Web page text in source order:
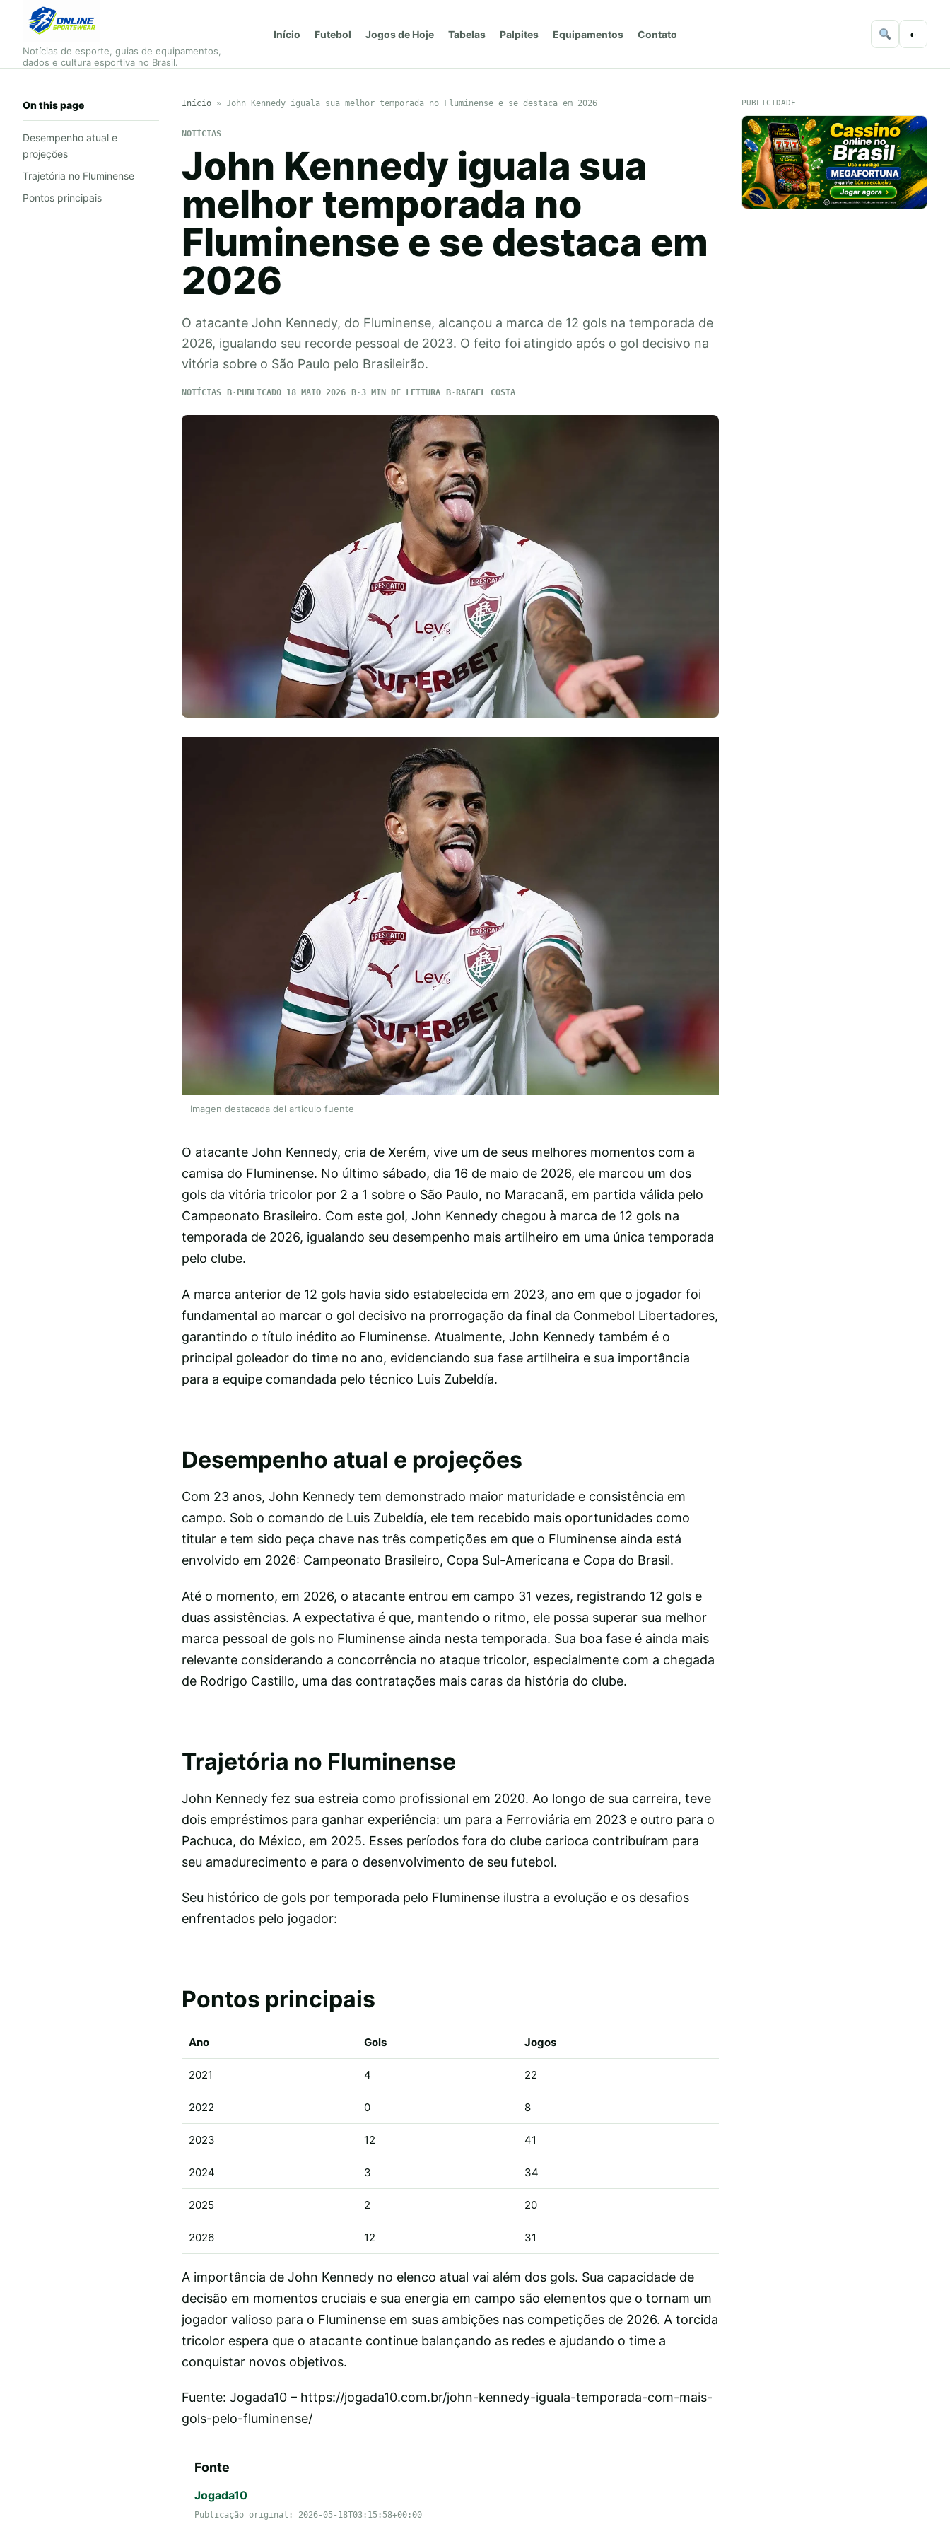
Notícias de esporte, guias de equipamentos,
dados e cultura esportiva no Brasil.
Início Futebol Jogos de Hoje Tabelas Palpites Equipamentos Contato ◐
On this page
Desempenho atual e
projeções
Trajetória no Fluminense
Pontos principais
Início» John Kennedy iguala sua melhor temporada no Fluminense e se destaca em 2026
NOTÍCIAS
John Kennedy iguala sua
melhor temporada no
Fluminense e se destaca em
2026
O atacante John Kennedy, do Fluminense, alcançou a marca de 12 gols na temporada de
2026, igualando seu recorde pessoal de 2023. O feito foi atingido após o gol decisivo na
vitória sobre o São Paulo pelo Brasileirão.
NOTÍCIAS PUBLICADO 18 MAIO 2026 3 MIN DE LEITURA RAFAEL COSTA
Imagen destacada del articulo fuente
O atacante John Kennedy, cria de Xerém, vive um de seus melhores momentos com a
camisa do Fluminense. No último sábado, dia 16 de maio de 2026, ele marcou um dos
gols da vitória tricolor por 2 a 1 sobre o São Paulo, no Maracanã, em partida válida pelo
Campeonato Brasileiro. Com este gol, John Kennedy chegou à marca de 12 gols na
temporada de 2026, igualando seu desempenho mais artilheiro em uma única temporada
pelo clube.
A marca anterior de 12 gols havia sido estabelecida em 2023, ano em que o jogador foi
fundamental ao marcar o gol decisivo na prorrogação da final da Conmebol Libertadores,
garantindo o título inédito ao Fluminense. Atualmente, John Kennedy também é o
principal goleador do time no ano, evidenciando sua fase artilheira e sua importância
para a equipe comandada pelo técnico Luis Zubeldía.
Desempenho atual e projeções
Com 23 anos, John Kennedy tem demonstrado maior maturidade e consistência em
campo. Sob o comando de Luis Zubeldía, ele tem recebido mais oportunidades como
titular e tem sido peça chave nas três competições em que o Fluminense ainda está
envolvido em 2026: Campeonato Brasileiro, Copa Sul-Americana e Copa do Brasil.
Até o momento, em 2026, o atacante entrou em campo 31 vezes, registrando 12 gols e
duas assistências. A expectativa é que, mantendo o ritmo, ele possa superar sua melhor
marca pessoal de gols no Fluminense ainda nesta temporada. Sua boa fase é ainda mais
relevante considerando a concorrência no ataque tricolor, especialmente com a chegada
de Rodrigo Castillo, uma das contratações mais caras da história do clube.
Trajetória no Fluminense
John Kennedy fez sua estreia como profissional em 2020. Ao longo de sua carreira, teve
dois empréstimos para ganhar experiência: um para a Ferroviária em 2023 e outro para o
Pachuca, do México, em 2025. Esses períodos fora do clube carioca contribuíram para
seu amadurecimento e para o desenvolvimento de seu futebol.
Seu histórico de gols por temporada pelo Fluminense ilustra a evolução e os desafios
enfrentados pelo jogador:
Pontos principais
Ano Gols Jogos
2021 4 22
2022 0 8
2023 12 41
2024 3 34
2025 2 20
2026 12 31
A importância de John Kennedy no elenco atual vai além dos gols. Sua capacidade de
decisão em momentos cruciais e sua energia em campo são elementos que o tornam um
jogador valioso para o Fluminense em suas ambições nas competições de 2026. A torcida
tricolor espera que o atacante continue balançando as redes e ajudando o time a
conquistar novos objetivos.
Fuente: Jogada10 – https://jogada10.com.br/john-kennedy-iguala-temporada-com-mais-
gols-pelo-fluminense/
Fonte
Jogada10
Publicação original: 2026-05-18T03:15:58+00:00
PUBLICIDADE